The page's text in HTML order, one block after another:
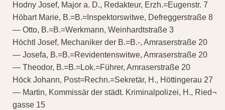
Hodny Josef, Major a. D., Redakteur, Erzh.=Eugenstr. 7
Höbart Marie, B.=B.=Inspektorswitwe, Defreggerstraße 8
— Otto, B.=B.=Werkmann, Weinhardtstraße 3
Höchtl Josef, Mechaniker der B.=B.-, Amraserstraße 20
— Josefa, B.=B.=Revidentenswitwe, Amraserstraße 20
— Theodor, B.=B.=Lok.=Führer, Amraserstraße 20
Höck Johann, Post=Rechn.=Sekretär, H., Höttingerau 27
— Martin, Kommissär der städt. Kriminalpolizei, H., Ried¬
gasse 15